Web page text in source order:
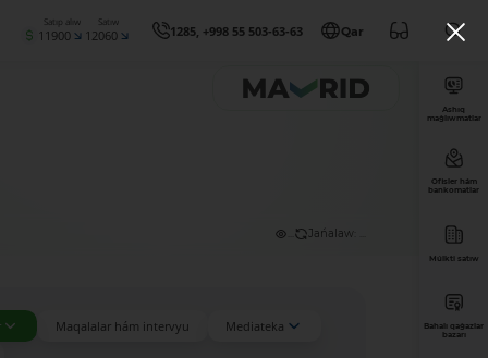
Satıp alıw
11900
Satıw
12060 1285, +998 55 503-63-63 Qar
Jańalaw: ...
Maqalalar hám intervyu
Mediateka
Ashıq
maǵlıwmatlar
Ofisler hám
bankomatlar
Múlkti satıw
Bahalı qaǵazlar
bazarı